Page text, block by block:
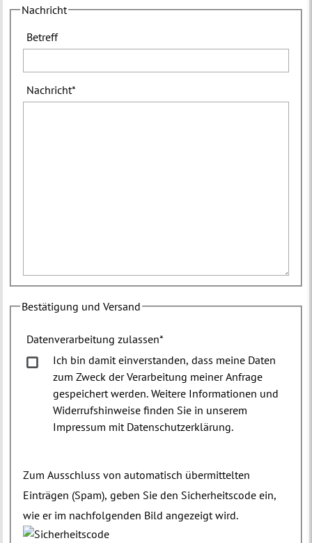
Nachricht
Betreff
Nachricht*
Bestätigung und Versand
Datenverarbeitung zulassen*
Ich bin damit einverstanden, dass meine Daten
zum Zweck der Verarbeitung meiner Anfrage
gespeichert werden. Weitere Informationen und
Widerrufshinweise finden Sie in unserem
Impressum mit Datenschutzerklärung.
Zum Ausschluss von automatisch übermittelten
Einträgen (Spam), geben Sie den Sicherheitscode ein,
wie er im nachfolgenden Bild angezeigt wird.